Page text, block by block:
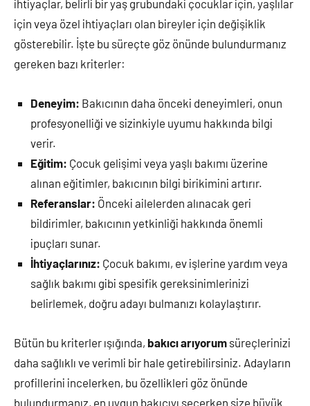
ihtiyaçlar, belirli bir yaş grubundaki çocuklar için, yaşlılar
için veya özel ihtiyaçları olan bireyler için değişiklik
gösterebilir. İşte bu süreçte göz önünde bulundurmanız
gereken bazı kriterler:
Deneyim: Bakıcının daha önceki deneyimleri, onun
profesyonelliği ve sizinkiyle uyumu hakkında bilgi
verir.
Eğitim: Çocuk gelişimi veya yaşlı bakımı üzerine
alınan eğitimler, bakıcının bilgi birikimini artırır.
Referanslar: Önceki ailelerden alınacak geri
bildirimler, bakıcının yetkinliği hakkında önemli
ipuçları sunar.
İhtiyaçlarınız: Çocuk bakımı, ev işlerine yardım veya
sağlık bakımı gibi spesifik gereksinimlerinizi
belirlemek, doğru adayı bulmanızı kolaylaştırır.
Bütün bu kriterler ışığında, bakıcı arıyorum süreçlerinizi
daha sağlıklı ve verimli bir hale getirebilirsiniz. Adayların
profillerini incelerken, bu özellikleri göz önünde
bulundurmanız, en uygun bakıcıyı seçerken size büyük